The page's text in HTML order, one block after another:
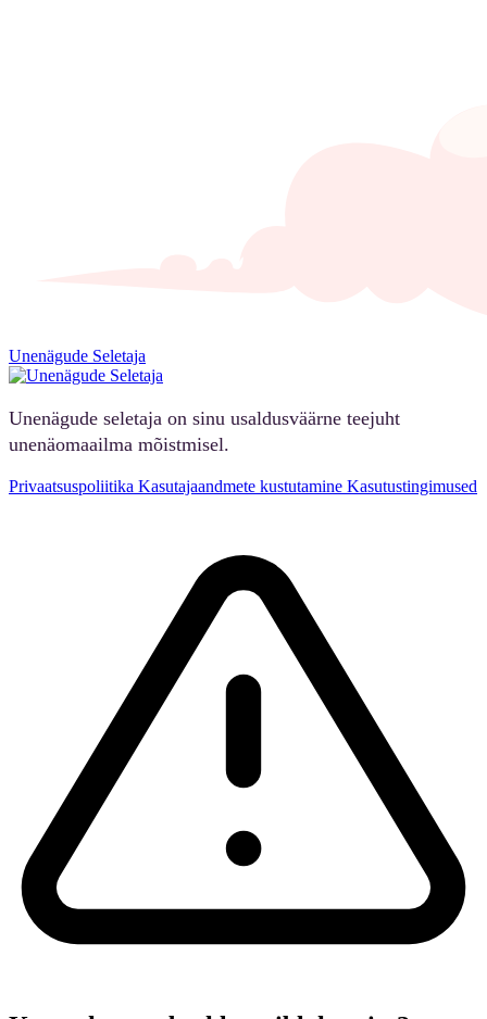
Unenägude Seletaja
Unenägude seletaja on sinu usaldusväärne teejuht
unenäomaailma mõistmisel.
Privaatsuspoliitika Kasutajaandmete kustutamine Kasutustingimused